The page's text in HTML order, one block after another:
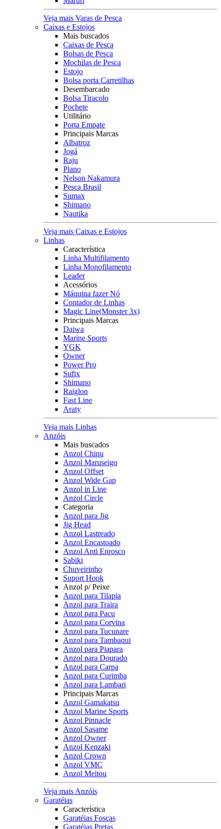
Veja mais Varas de Pesca
Caixas e Estojos
Mais buscados
Caixas de Pesca
Bolsas de Pesca
Mochilas de Pesca
Estojo
Bolsa porta Carretilhas
Desembarcado
Bolsa Tiracolo
Pochete
Utilitário
Porta Empate
Principais Marcas
Albatroz
Jogá
Raju
Plano
Nelson Nakamura
Pesca Brasil
Sumax
Shimano
Nautika
Veja mais Caixas e Estojos
Linhas
Característica
Linha Multifilamento
Linha Monofilamento
Leader
Acessórios
Máquina fazer Nó
Contador de Linhas
Magic Line(Monster 3x)
Principais Marcas
Daiwa
Marine Sports
YGK
Owner
Power Pro
Sufix
Shimano
Raiglon
Fast Line
Araty
Veja mais Linhas
Anzóis
Mais buscados
Anzol Chinu
Anzol Maruseigo
Anzol Offset
Anzol Wide Gap
Anzol in Line
Anzol Circle
Categoria
Anzol para Jig
Jig Head
Anzol Lastreado
Anzol Encastoado
Anzol Anti Enrosco
Sabiki
Chuveirinho
Suport Hook
Anzol p/ Peixe
Anzol para Tilapia
Anzol para Traira
Anzol para Pacu
Anzol para Corvina
Anzol para Tucunare
Anzol para Tambaqui
Anzol para Piapara
Anzol para Dourado
Anzol para Carpa
Anzol para Curimba
Anzol para Lambari
Principais Marcas
Anzol Gamakatsu
Anzol Marine Sports
Anzol Pinnacle
Anzol Sasame
Anzol Owner
Anzol Kenzaki
Anzol Crown
Anzol VMC
Anzol Meitou
Veja mais Anzóis
Garatéias
Característica
Garatéias Foscas
Garatéias Pretas